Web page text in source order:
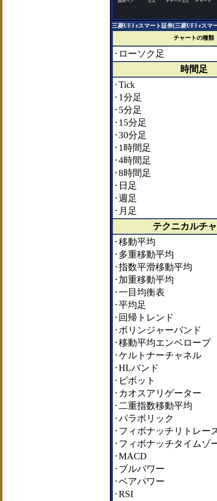
三菱UFJ eスマート証券[三菱UFJ eスマ
チャートの種類
･ローソク足
時間足
･Tick
･1分足
･5分足
･15分足
･30分足
･1時間足
･4時間足
･8時間足
･日足
･週足
･月足
テクニカルチ
･移動平均
･多重移動平均
･指数平滑移動平均
･加重移動平均
･一目均衡表
･平均足
･回帰トレンド
･ボリンジャーバンド
･移動平均エンベロープ
･ケルトナーチャネル
･HLバンド
･ピボット
･カオスアリゲーター
･二重指数移動平均
･パラボリック
･フィボナッチリトレー
･フィボナッチタイムゾ
･MACD
･ブルパワー
･ベアパワー
･RSI